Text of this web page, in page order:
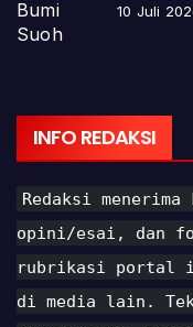
10 Juli
INFO REDAKSI
Redaksi
opini/esai, dan
rubrikasi portal
di media lain.